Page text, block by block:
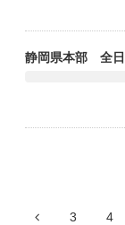
静岡県本部 全日
3 4